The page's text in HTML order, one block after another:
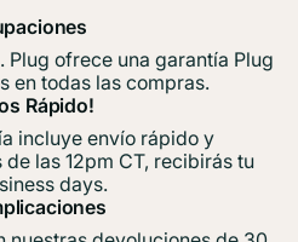
Plug ofrece una garantía Plug
en todas las compras.
Rápido!
incluye envío rápido y
las 12pm CT, recibirás tu
days.